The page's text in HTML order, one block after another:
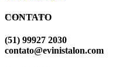
EVINIS TALON
CONTATO
(51) 99927 2030
contato@evinistalon.com